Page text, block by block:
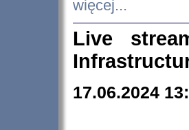
więcej...
Live
17.06.2024